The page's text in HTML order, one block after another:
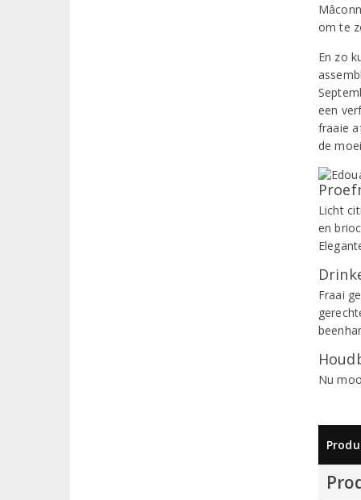
om te
En zo
een
fraaie
de
Licht
en
Fraai
Nu